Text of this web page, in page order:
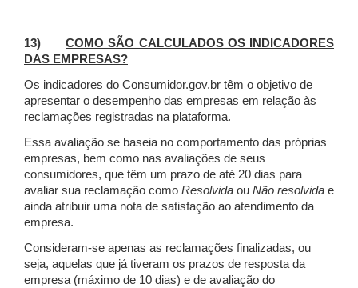
13)COMO SÃO CALCULADOS OS INDICADORES
DAS EMPRESAS?
Os indicadores do Consumidor.gov.br têm o objetivo de
apresentar o desempenho das empresas em relação às
reclamações registradas na plataforma.
Essa avaliação se baseia no comportamento das próprias
empresas, bem como nas avaliações de seus
consumidores, que têm um prazo de até 20 dias para
avaliar sua reclamação como Resolvida ou Não resolvida e
ainda atribuir uma nota de satisfação ao atendimento da
empresa.
Consideram-se apenas as reclamações finalizadas, ou
seja, aquelas que já tiveram os prazos de resposta da
empresa (máximo de 10 dias) e de avaliação do